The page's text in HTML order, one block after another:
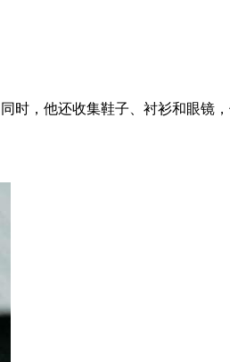
时，他还收集鞋子、衬衫和眼镜